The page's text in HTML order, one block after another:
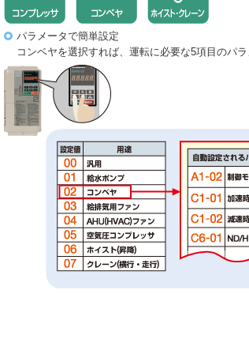
パラメータで簡単設定
コンベヤを選択すれば、運転に必要な5項目のパ